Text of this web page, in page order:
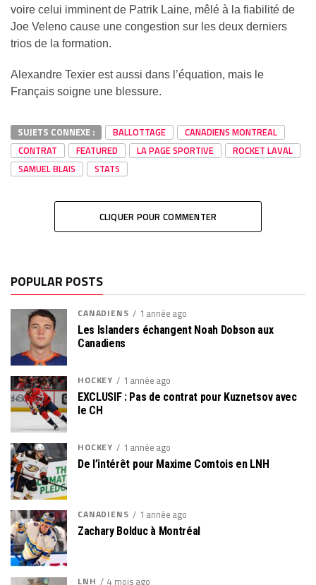
voire celui imminent de Patrik Laine, mêlé à la fiabilité de
Joe Veleno cause une congestion sur les deux derniers
trios de la formation.
Alexandre Texier est aussi dans l’équation, mais le
Français soigne une blessure.
SUJETS CONNEXE : BALLOTTAGE
CANADIENS MONTREAL
CONTRAT
FEATURED LA PAGE SPORTIVE
ROCKET LAVAL
SAMUEL BLAIS
STATS
CLIQUER POUR COMMENTER
POPULAR POSTS
CANADIENS 1 année ago
Les Islanders échangent Noah Dobson aux
Canadiens
HOCKEY 1 année ago
EXCLUSIF : Pas de contrat pour Kuznetsov avec
le CH
HOCKEY 1 année ago
De l’intérêt pour Maxime Comtois en LNH
CANADIENS 1 année ago
Zachary Bolduc à Montréal
LNH 4 mois ago